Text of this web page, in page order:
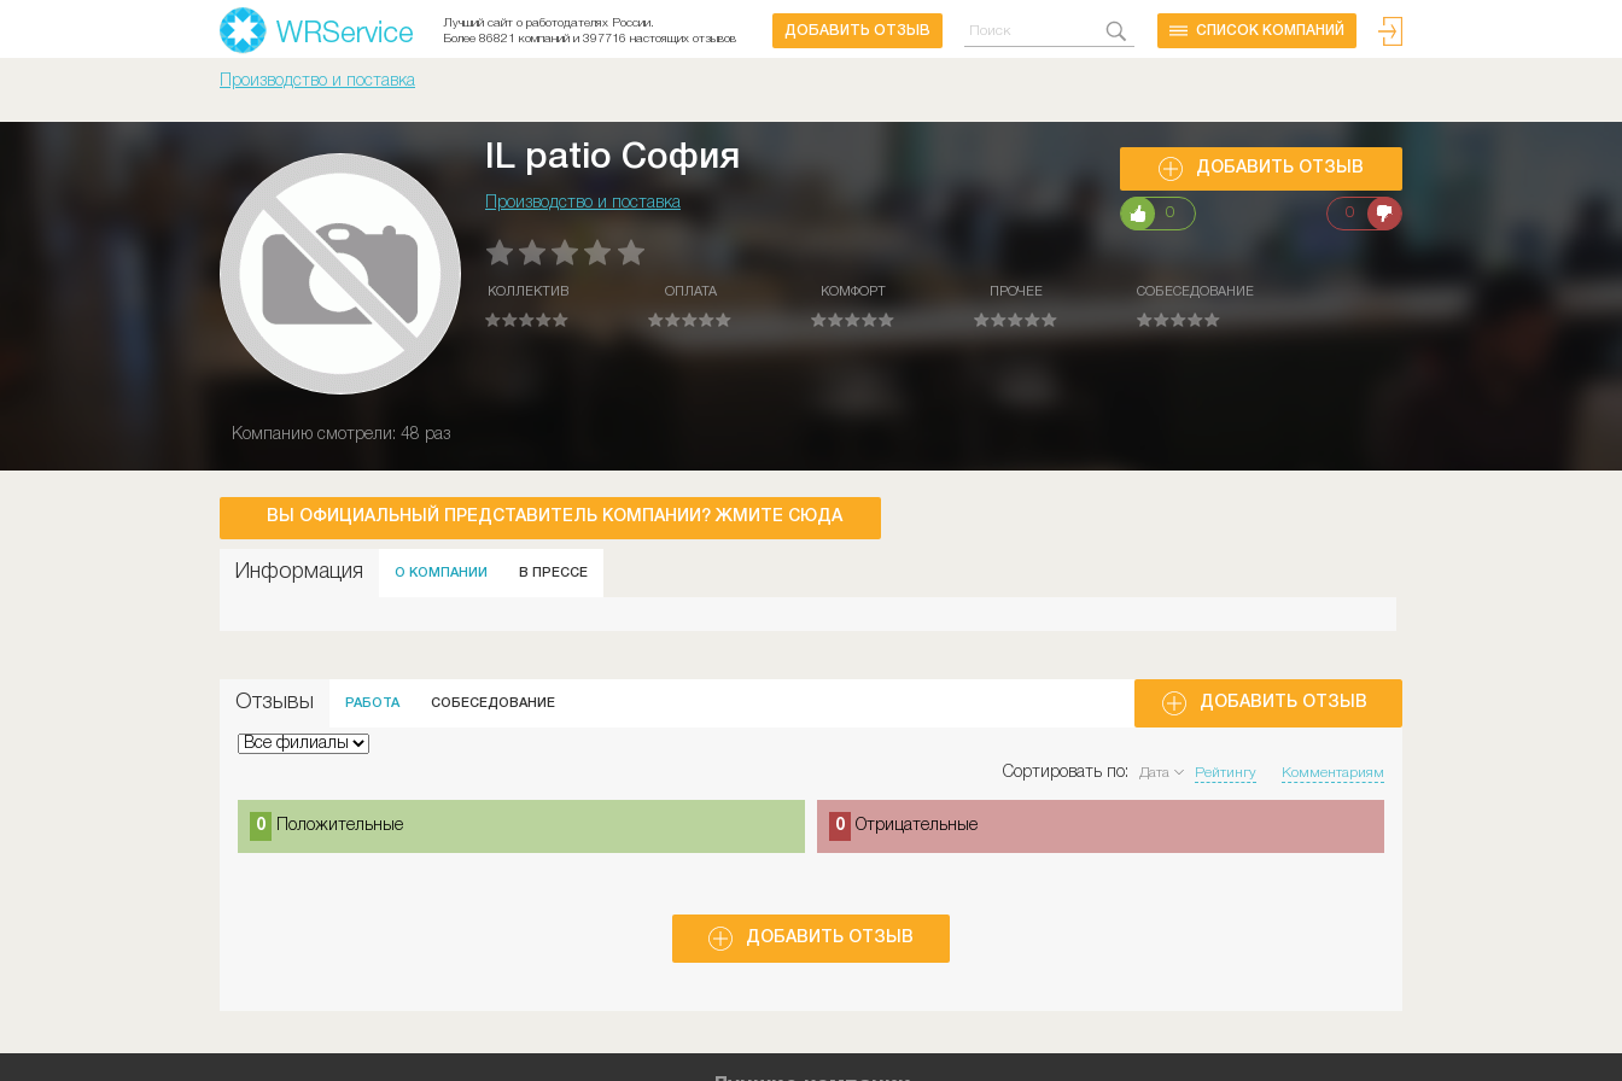
Лучший сайт о работодателях России.
Более 86821 компаний и 397716 настоящих отзывов
ДОБАВИТЬ ОТЗЫВ CПИСОК КОМПАНИЙ
Производство и поставка
Компанию смотрели: 48 раз
IL patio София
Производство и поставка
ДОБАВИТЬ ОТЗЫВ
0 0
КОЛЛЕКТИВ ОПЛАТА КОМФОРТ ПРОЧЕЕ СОБЕСЕДОВАНИЕ
ВЫ ОФИЦИАЛЬНЫЙ ПРЕДСТАВИТЕЛЬ КОМПАНИИ? ЖМИТЕ СЮДА
Информация О КОМПАНИИ В ПРЕССЕ
Отзывы РАБОТА СОБЕСЕДОВАНИЕ ДОБАВИТЬ ОТЗЫВ
Сортировать по: Дата Рейтингу Комментариям
0 Положительные 0 Отрицательные
ДОБАВИТЬ ОТЗЫВ